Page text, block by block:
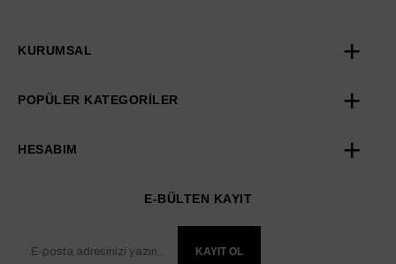
KURUMSAL
POPÜLER KATEGORİLER
HESABIM
E-BÜLTEN KAYIT
KAYIT OL